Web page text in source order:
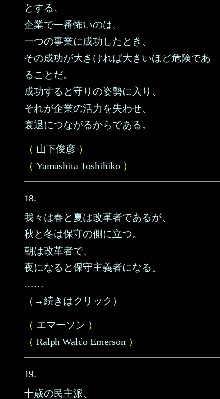
とする。
企業で一番怖いのは、
一つの事業に成功したとき、
その成功が大きければ大きいほど危険であ
ることだ。
成功すると守りの姿勢に入り、
それが企業の活力を失わせ、
衰退につながるからである。
（ 山下俊彦 ）
（ Yamashita Toshihiko ）
18.
我々は春と夏は改革者であるが、
秋と冬は保守の側に立つ。
朝は改革者で、
夜になると保守主義者になる。
……
（→続きはクリック）
（ エマーソン ）
（ Ralph Waldo Emerson ）
19.
十歳の民主派、